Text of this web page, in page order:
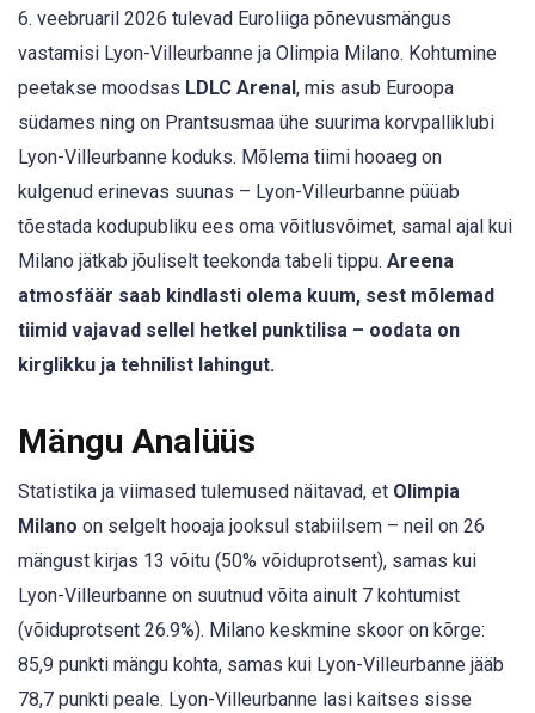
6. veebruaril 2026 tulevad Euroliiga põnevusmängus
vastamisi Lyon-Villeurbanne ja Olimpia Milano. Kohtumine
peetakse moodsas LDLC Arenal, mis asub Euroopa
südames ning on Prantsusmaa ühe suurima korvpalliklubi
Lyon-Villeurbanne koduks. Mõlema tiimi hooaeg on
kulgenud erinevas suunas – Lyon-Villeurbanne püüab
tõestada kodupubliku ees oma võitlusvõimet, samal ajal kui
Milano jätkab jõuliselt teekonda tabeli tippu. Areena
atmosfäär saab kindlasti olema kuum, sest mõlemad
tiimid vajavad sellel hetkel punktilisa – oodata on
kirglikku ja tehnilist lahingut.
Mängu Analüüs
Statistika ja viimased tulemused näitavad, et Olimpia
Milano on selgelt hooaja jooksul stabiilsem – neil on 26
mängust kirjas 13 võitu (50% võiduprotsent), samas kui
Lyon-Villeurbanne on suutnud võita ainult 7 kohtumist
(võiduprotsent 26.9%). Milano keskmine skoor on kõrge:
85,9 punkti mängu kohta, samas kui Lyon-Villeurbanne jääb
78,7 punkti peale. Lyon-Villeurbanne lasi kaitses sisse